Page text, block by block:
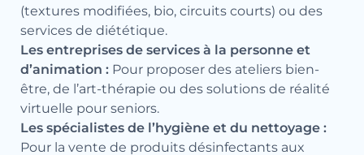
(textures modifiées, bio, circuits courts) ou des
services de diététique.
Les entreprises de services à la personne et
d’animation : Pour proposer des ateliers bien-
être, de l’art-thérapie ou des solutions de réalité
virtuelle pour seniors.
Les spécialistes de l’hygiène et du nettoyage :
Pour la vente de produits désinfectants aux